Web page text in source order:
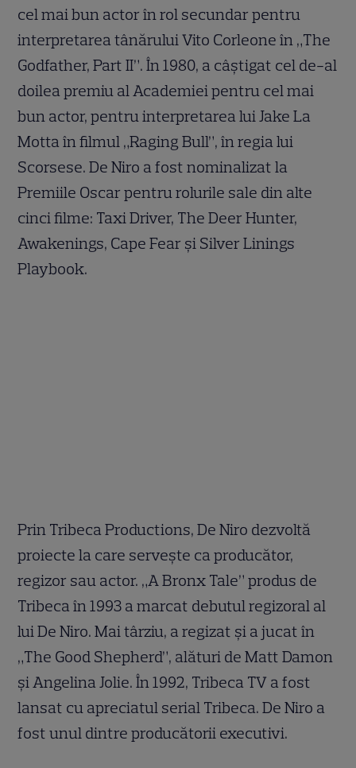
cel mai bun actor în rol secundar pentru
interpretarea tânărului Vito Corleone în „The
Godfather, Part II”. În 1980, a câștigat cel de-al
doilea premiu al Academiei pentru cel mai
bun actor, pentru interpretarea lui Jake La
Motta în filmul „Raging Bull”, în regia lui
Scorsese. De Niro a fost nominalizat la
Premiile Oscar pentru rolurile sale din alte
cinci filme: Taxi Driver, The Deer Hunter,
Awakenings, Cape Fear și Silver Linings
Playbook.
Prin Tribeca Productions, De Niro dezvoltă
proiecte la care servește ca producător,
regizor sau actor. „A Bronx Tale” produs de
Tribeca în 1993 a marcat debutul regizoral al
lui De Niro. Mai târziu, a regizat și a jucat în
„The Good Shepherd”, alături de Matt Damon
și Angelina Jolie. În 1992, Tribeca TV a fost
lansat cu apreciatul serial Tribeca. De Niro a
fost unul dintre producătorii executivi.